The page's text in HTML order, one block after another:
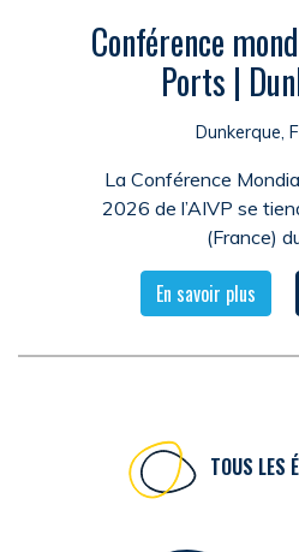
Conférence
Ports |
Dunkerque,
La Conférence
2026 de l’AIVP se
(France)
En savoir plus
TOUS LES